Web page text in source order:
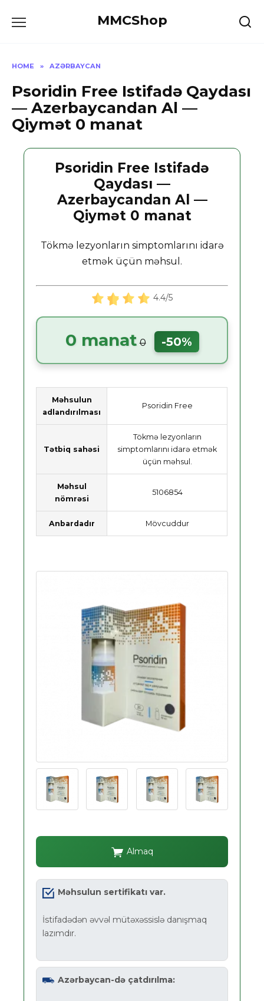
MMCShop
HOME » AZƏRBAYCAN
Psoridin Free Istifadə Qaydası
— Azerbaycandan Al —
Qiymət 0 manat
Psoridin Free Istifadə
Qaydası —
Azerbaycandan Al —
Qiymət 0 manat
Tökmə lezyonların simptomlarını idarə
etmək üçün məhsul.
4.4/5
0 manat 0 -50%
Məhsulun
adlandırılması
Psoridin Free
Tətbiq sahəsi
Tökmə lezyonların
simptomlarını idarə etmək
üçün məhsul.
Məhsul
nömrəsi
5106854
Anbardadır Mövcuddur
Almaq
Məhsulun sertifikatı var.
İstifadədən əvvəl mütəxəssislə danışmaq
lazımdır.
Azərbaycan-də çatdırılma: